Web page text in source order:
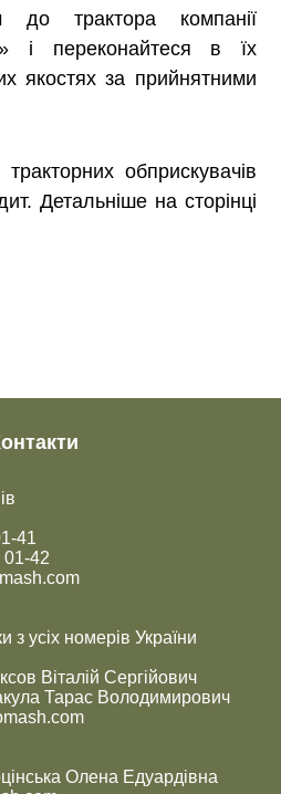
до трактора компанії
і переконайтеся в їх
якостях за прийнятними
обприскувачів
Детальніше на сторінці
41
01-42
усіх номерів України
Віталій Сергійович
Тарас Володимирович
Олена Едуардівна